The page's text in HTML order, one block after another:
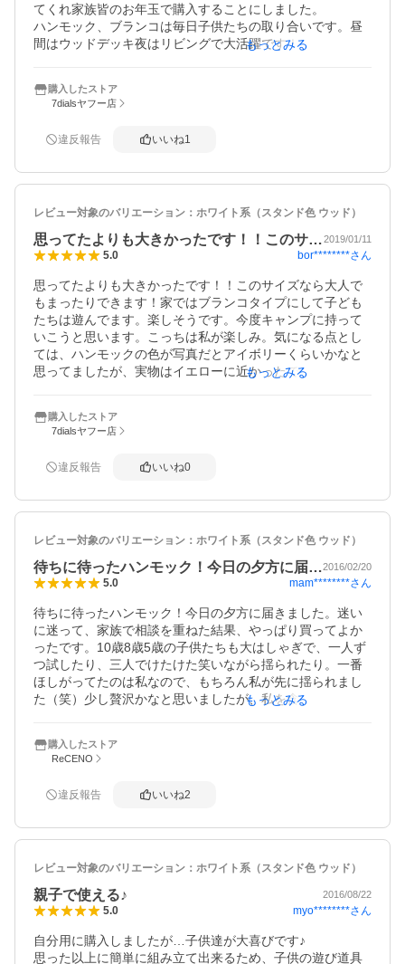
てくれ家族皆のお年玉で購入することにしました。
ハンモック、ブランコは毎日子供たちの取り合いです。昼
間はウッドデッキ夜はリビングで大活躍です！子供に室内
商品に数ヶ所傷があったこと、機材が重いことがマイナス
☆ですが、とっても気に入っています。
もっとみる
購入したストア
7dialsヤフー店
違反報告 いいね1
レビュー対象のバリエーション： ホワイト系（スタンド色 ウッド）
思ってたよりも大きかったです！！このサ…2019/01/11
5.0 bor********さん
思ってたよりも大きかったです！！このサイズなら大人で
もまったりできます！家ではブランコタイプにして子ども
たちは遊んでます。楽しそうです。今度キャンプに持って
いこうと思います。こっちは私が楽しみ。気になる点とし
ては、ハンモックの色が写真だとアイボリーくらいかなと
思ってましたが、実物はイエローに近かったです。あと生
もっとみる
購入したストア
7dialsヤフー店
違反報告 いいね0
レビュー対象のバリエーション： ホワイト系（スタンド色 ウッド）
待ちに待ったハンモック！今日の夕方に届…2016/02/20
5.0 mam********さん
待ちに待ったハンモック！今日の夕方に届きました。迷い
に迷って、家族で相談を重ねた結果、やっぱり買ってよか
ったです。10歳8歳5歳の子供たちも大はしゃぎで、一人ず
つ試したり、三人でけたけた笑いながら揺られたり。一番
ほしがってたのは私なので、もちろん私が先に揺られまし
た（笑）少し贅沢かなと思いましたが、私を含め、子供た
もっとみる
購入したストア
ReCENO
違反報告 いいね2
レビュー対象のバリエーション： ホワイト系（スタンド色 ウッド）
親子で使える♪ 2016/08/22
5.0 myo********さん
自分用に購入しましたが…子供達が大喜びです♪
思った以上に簡単に組み立て出来るため、子供の遊び道具